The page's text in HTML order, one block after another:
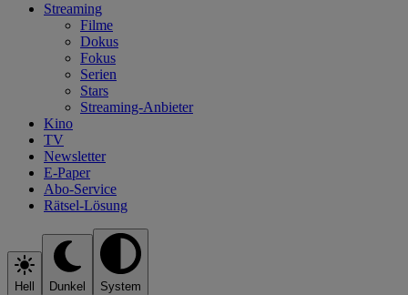
Streaming
Filme
Dokus
Fokus
Serien
Stars
Streaming-Anbieter
Kino
TV
Newsletter
E-Paper
Abo-Service
Rätsel-Lösung
Hell Dunkel System